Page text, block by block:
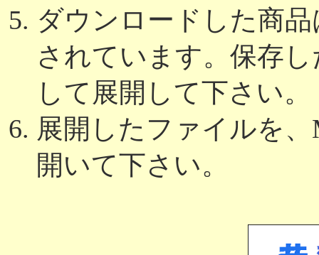
ダウンロードした商
されています。保存
して展開して下さい。
展開したファイルを、
開いて下さい。